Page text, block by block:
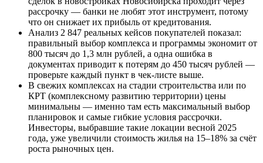
рассрочку — банки не любят этот инструмент, потому
что он снижает их прибыль от кредитования.
Анализ 2 847 реальных кейсов покупателей показал:
правильный выбор комплекса и программы экономит от
800 тысяч до 1,3 млн рублей, а одна ошибка в
документах приводит к потерям до 450 тысяч рублей —
проверьте каждый пункт в чек-листе выше.
В свежих комплексах на стадии строительства или по
КРТ (комплексному развитию территории) цены
минимальны — именно там есть максимальный выбор
планировок и самые гибкие условия рассрочки.
Инвесторы, выбравшие такие локации весной 2025
года, уже увеличили стоимость жилья на 15–18% за счёт
роста рыночных цен.